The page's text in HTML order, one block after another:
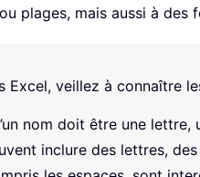
plages, mais aussi à
Excel, veillez à connaître
nom doit être une
inclure des lettres,